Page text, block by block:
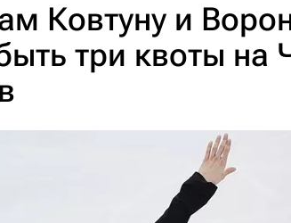
Ковтуну и
три квоты на